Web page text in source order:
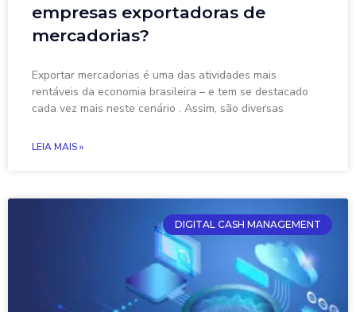
empresas exportadoras de
mercadorias?
Exportar mercadorias é uma das atividades mais
rentáveis da economia brasileira – e tem se destacado
cada vez mais neste cenário . Assim, são diversas
LEIA MAIS »
DIGITAL CASH MANAGEMENT